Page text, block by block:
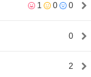
1 0 0
0
2